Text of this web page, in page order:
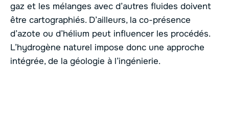
gaz et les mélanges avec d’autres fluides doivent
être cartographiés. D’ailleurs, la co-présence
d’azote ou d’hélium peut influencer les procédés.
L’hydrogène naturel impose donc une approche
intégrée, de la géologie à l’ingénierie.